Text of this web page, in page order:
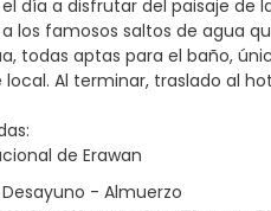
día a disfrutar del paisaje de
los famosos saltos de agua
todas aptas para el baño,
Al terminar, traslado al
de Erawan
- Almuerzo